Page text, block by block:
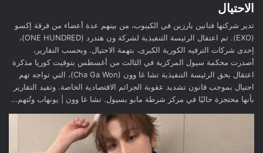
الاحتيال
تدير شركتها فنانين بارزين في الكيبوب، من بينهم عدة أعضاء من فرقة إكسو
(EXO). تم اعتقال الرئيسة التنفيذية لشركة ون هندرد (ONE HUNDRED)،
إحدى شركات الترفيه الكورية الكبرى، بتهمة الاحتيال. وبحسب التقارير،
أصدرت محكمة سيول المركزية في الثالث من أغسطس بتوقيت كوريا مذكرة
اعتقال بحق الرئيسة التنفيذية تشا غا وون (Cha Ga Won)، التي تواجه تهم
احتيال بموجب قانون تشديد عقوبة الجرائم الاقتصادية الخاصة. وتفيد التقارير
بأنها محتجزة حاليًا في مركز شرطة مابو بسيول. تشا غا وون | يونهاب وتُتهم…